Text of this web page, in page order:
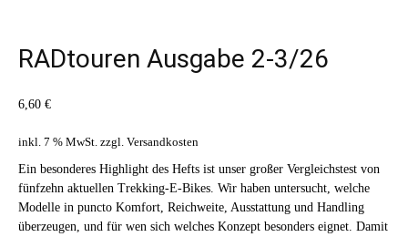
RADtouren Ausgabe 2-3/26
6,60 €
inkl. 7 % MwSt. zzgl. Versandkosten
Ein besonderes Highlight des Hefts ist unser großer Vergleichstest von
fünfzehn aktuellen Trekking-E-Bikes. Wir haben untersucht, welche
Modelle in puncto Komfort, Reichweite, Ausstattung und Handling
überzeugen, und für wen sich welches Konzept besonders eignet. Damit